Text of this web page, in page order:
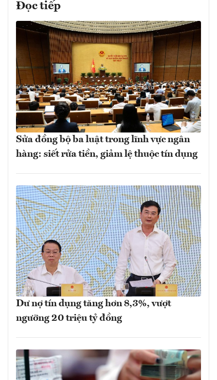
Đọc tiếp
Sửa đồng bộ ba luật trong lĩnh vực ngân
hàng: siết rửa tiền, giảm lệ thuộc tín dụng
Dư nợ tín dụng tăng hơn 8,3%, vượt
ngưỡng 20 triệu tỷ đồng